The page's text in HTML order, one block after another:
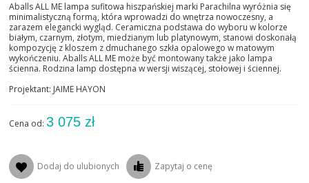
Aballs ALL ME lampa sufitowa hiszpańskiej marki Parachilna wyróżnia się
minimalistyczną formą, która wprowadzi do wnętrza nowoczesny, a
zarazem elegancki wygląd. Ceramiczna podstawa do wyboru w kolorze
białym, czarnym, złotym, miedzianym lub platynowym, stanowi doskonałą
kompozycję z kloszem z dmuchanego szkła opalowego w matowym
wykończeniu. Aballs ALL ME może być montowany także jako lampa
ścienna. Rodzina lamp dostępna w wersji wiszącej, stołowej i ściennej.
Projektant: JAIME HAYON
Cena od:3 075 zł
Dodaj do ulubionych Zapytaj o cenę